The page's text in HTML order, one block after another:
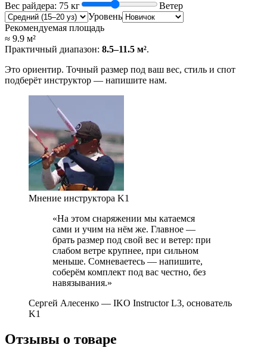
Вес райдера: 75 кг
Ветер
Уровень
Рекомендуемая площадь
≈ 9.9 м²
Практичный диапазон: 8.5–11.5 м².
Это ориентир. Точный размер под ваш вес, стиль и спот
подберёт инструктор — напишите нам.
Мнение инструктора K1
«На этом снаряжении мы катаемся
сами и учим на нём же. Главное —
брать размер под свой вес и ветер: при
слабом ветре крупнее, при сильном
меньше. Сомневаетесь — напишите,
соберём комплект под вас честно, без
навязывания.»
Сергей Алесенко — IKO Instructor L3, основатель
K1
Отзывы о товаре